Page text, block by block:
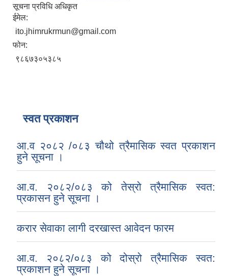
सूचना प्रविधि अधिकृत
ईमेल:
ito.jhimrukrmun@gmail.com
फोन:
९८६७३०५३८५
स्वत प्रकाशन
आ.व २०८२ /०८३ चौथो त्रैमासिक स्वत प्रकाशन
हुने सूचना ।
आ.व. २०८२/०८३ को तेस्रो त्रैमासिक स्वत:
प्रकासन हुने सूचना ।
करार सेवाका लागी दरखास्त आवेदन फारम
आ.व. २०८२/०८३ को दोस्रो त्रैमासिक स्वत:
प्रकाशन हुने सूचना ।